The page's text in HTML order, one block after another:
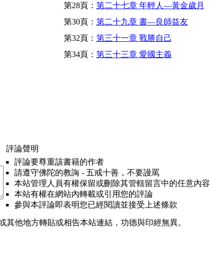
第28頁： 第二十七章 年輕人—黃金歲月
第30頁： 第二十九章 書—良師益友
第32頁： 第三十一章 戰勝自己
第34頁： 第三十三章 愛國主義
評論聲明
評論要尊重該書籍的作者
請遵守佛陀的教誨 - 五戒十善，不要謾罵
本站管理人員有權保留或刪除其管轄留言中的任意內容
本站有權在網站內轉載或引用您的評論
參與本評論即表明您已經閱讀並接受上述條款
他地方轉貼或相告本站連結，功德與印經無異。